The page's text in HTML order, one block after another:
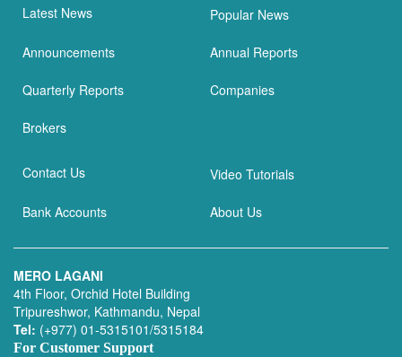
Latest News Popular News
Announcements Annual Reports
Quarterly Reports Companies
Brokers
Contact Us Video Tutorials
Bank Accounts About Us
MERO LAGANI
4th Floor, Orchid Hotel Building
Tripureshwor, Kathmandu, Nepal
Tel: (+977) 01-5315101/5315184
For Customer Support